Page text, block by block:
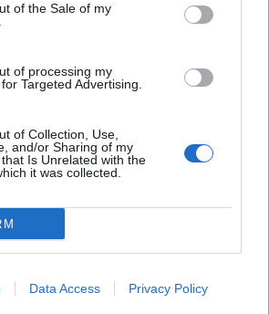
of the Sale of my
of processing my
Targeted Advertising.
of Collection, Use,
and/or Sharing of my
Is Unrelated with the
it was collected.
Data Access Privacy Policy